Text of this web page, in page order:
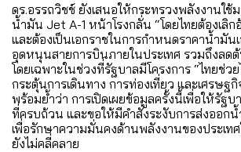
ดร.อรรถวิชช์ ยังเสนอให้กระทรวงพลังงานใช้
น้ำมัน Jet A-1 หน้าโรงกลั่น “โดยไทยต้องเลิก
และต้องเป็นเอกราชในการกำหนดราคาน้ำมัน
อุดหนุนสายการบินภายในประเทศ รวมถึงลด
โดยเฉพาะในช่วงที่รัฐบาลมีโครงการ “ไทยช่ว
กระตุ้นการเดินทาง การท่องเที่ยว และเศรษฐ
พร้อมย้ำว่า การเปิดเผยข้อมูลครั้งนี้เพื่อให้รัฐ
ที่ครบถ้วน และขอให้มีคำสั่งระงับการส่งออก
เพื่อรักษาความมั่นคงด้านพลังงานของประเท
ยังไม่คลี่คลาย